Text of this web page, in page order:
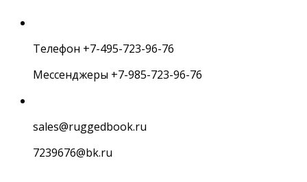
Телефон +7-495-723-96-76
Мессенджеры +7-985-723-96-76
sales@ruggedbook.ru
7239676@bk.ru